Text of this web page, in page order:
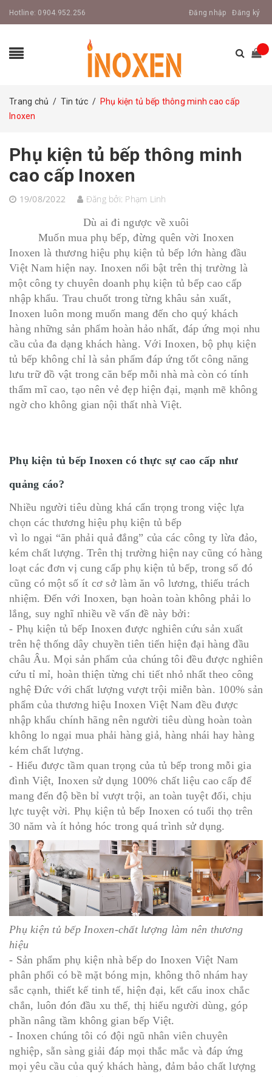
Hotline: 0904.952.256 Đăng nhập Đăng ký
Trang chủ / Tin tức / Phụ kiện tủ bếp thông minh cao cấp
Inoxen
Phụ kiện tủ bếp thông minh
cao cấp Inoxen
19/08/2022 Đăng bởi: Phạm Linh
Dù ai đi ngược về xuôi
Muốn mua phụ bếp, đừng quên vời Inoxen
Inoxen là thương hiệu phụ kiện tủ bếp lớn hàng đầu
Việt Nam hiện nay. Inoxen nổi bật trên thị trường là
một công ty chuyên doanh phụ kiện tủ bếp cao cấp
nhập khẩu. Trau chuốt trong từng khâu sản xuất,
Inoxen luôn mong muốn mang đến cho quý khách
hàng những sản phẩm hoàn hảo nhất, đáp ứng mọi nhu
cầu của đa dạng khách hàng. Với Inoxen, bộ phụ kiện
tủ bếp không chỉ là sản phẩm đáp ứng tốt công năng
lưu trữ đồ vật trong căn bếp mỗi nhà mà còn có tính
thẩm mĩ cao, tạo nên vẻ đẹp hiện đại, mạnh mẽ không
ngờ cho không gian nội thất nhà Việt.
Phụ kiện tủ bếp Inoxen có thực sự cao cấp như
quảng cáo?
Nhiều người tiêu dùng khá cẩn trọng trong việc lựa
chọn các thương hiệu phụ kiện tủ bếp
vì lo ngại “ăn phải quả đắng” của các công ty lừa đảo,
kém chất lượng. Trên thị trường hiện nay cũng có hàng
loạt các đơn vị cung cấp phụ kiện tủ bếp, trong số đó
cũng có một số ít cơ sở làm ăn vô lương, thiếu trách
nhiệm. Đến với Inoxen, bạn hoàn toàn không phải lo
lắng, suy nghĩ nhiều về vấn đề này bởi:
- Phụ kiện tủ bếp Inoxen được nghiên cứu sản xuất
trên hệ thống dây chuyền tiên tiến hiện đại hàng đầu
châu Âu. Mọi sản phẩm của chúng tôi đều được nghiên
cứu tỉ mỉ, hoàn thiện từng chi tiết nhỏ nhất theo công
nghệ Đức với chất lượng vượt trội miễn bàn. 100% sản
phẩm của thương hiệu Inoxen Việt Nam đều được
nhập khẩu chính hãng nên người tiêu dùng hoàn toàn
không lo ngại mua phải hàng giả, hàng nhái hay hàng
kém chất lượng.
- Hiểu được tầm quan trọng của tủ bếp trong mỗi gia
đình Việt, Inoxen sử dụng 100% chất liệu cao cấp để
mang đến độ bền bỉ vượt trội, an toàn tuyệt đối, chịu
lực tuyệt vời. Phụ kiện tủ bếp Inoxen có tuổi thọ trên
30 năm và ít hỏng hóc trong quá trình sử dụng.
Phụ kiện tủ bếp Inoxen-chất lượng làm nên thương
hiệu
- Sản phẩm phụ kiện nhà bếp do Inoxen Việt Nam
phân phối có bề mặt bóng mịn, không thô nhám hay
sắc cạnh, thiết kế tinh tế, hiện đại, kết cấu inox chắc
chắn, luôn đón đầu xu thế, thị hiếu người dùng, góp
phần nâng tầm không gian bếp Việt.
- Inoxen chúng tôi có đội ngũ nhân viên chuyên
nghiệp, sẵn sàng giải đáp mọi thắc mắc và đáp ứng
mọi yêu cầu của quý khách hàng, đảm bảo chất lượng